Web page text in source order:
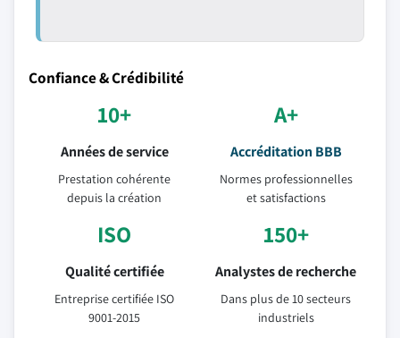
Confiance & Crédibilité
10+
Années de service
Prestation cohérente
depuis la création
A+
Accréditation BBB
Normes professionnelles
et satisfactions
ISO
Qualité certifiée
Entreprise certifiée ISO
9001-2015
150+
Analystes de recherche
Dans plus de 10 secteurs
industriels